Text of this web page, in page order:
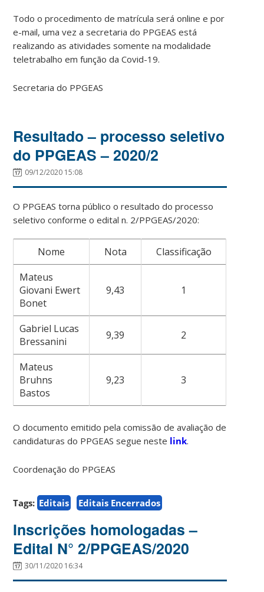
Todo o procedimento de matrícula será online e por
e-mail, uma vez a secretaria do PPGEAS está
realizando as atividades somente na modalidade
teletrabalho em função da Covid-19.
Secretaria do PPGEAS
Resultado – processo seletivo
do PPGEAS – 2020/2
09/12/2020 15:08
O PPGEAS torna público o resultado do processo
seletivo conforme o edital n. 2/PPGEAS/2020:
Nome Nota
Classificação
Mateus
Giovani Ewert
Bonet
9,43 1
Gabriel Lucas
Bressanini
9,39 2
Mateus
Bruhns
Bastos
9,23 3
O documento emitido pela comissão de avaliação de
candidaturas do PPGEAS segue neste link.
Coordenação do PPGEAS
Tags: Editais Editais Encerrados
Inscrições homologadas –
Edital N° 2/PPGEAS/2020
30/11/2020 16:34